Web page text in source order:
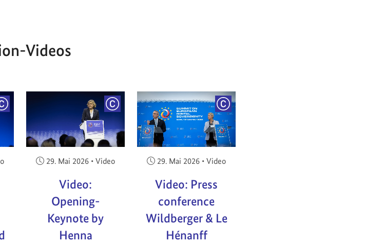
Videos
COPYRIGHT COPYRIGHT
Veröffentlicht am:
29. Mai 2026 • Video
Video:
Opening-
Keynote by
Henna
COPYRIGHT
Veröffentlicht am:
29. Mai 2026 • Video
Video: Press
conference
Wildberger & Le
Hénanff